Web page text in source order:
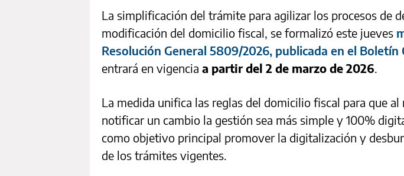
La simplificación del trámite para agilizar los procesos de
modificación del domicilio fiscal, se formalizó este jueves
Resolución General 5809/2026, publicada en el Boletín
entrará en vigencia a partir del 2 de marzo de 2026.
La medida unifica las reglas del domicilio fiscal para que
notificar un cambio la gestión sea más simple y 100%
como objetivo principal promover la digitalización y
de los trámites vigentes.